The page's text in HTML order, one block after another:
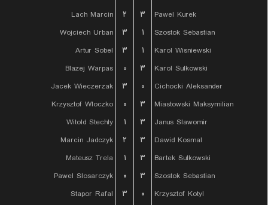
Lach Marcin
۲ ۳
Pawel Kurek
Wojciech Urban
۳ ۱
Szostok Sebastian
Artur Sobel
۳ ۱
Karol Wisniewski
Blazej Warpas
۰ ۳
Karol Sulkowski
Jacek Wieczerzak
۳ ۰
Cichocki Aleksander
Krzysztof Wloczko
۰ ۳
Miastowski Maksymilian
Witold Stechly
۱ ۳
Janus Slawomir
Marcin Jadczyk
۲ ۳
Dawid Kosmal
Mateusz Trela
۱ ۳
Bartek Sulkowski
Pawel Slosarczyk
۰ ۳
Szostok Sebastian
Stapor Rafal
۳ ۰
Krzysztof Kotyl